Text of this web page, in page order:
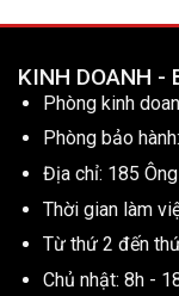
KINH DOANH -
Phòng kinh
Phòng bảo hành:
Địa chỉ: 185
Thời gian làm
Từ thứ 2 đến
Chủ nhật: 8h -